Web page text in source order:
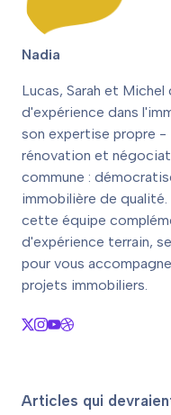
Nadia
Lucas, Sarah et
d'expérience dans
son expertise propre
rénovation et
commune :
immobilière de
cette équipe
d'expérience terrain,
pour vous
projets immobiliers.
Articles qui